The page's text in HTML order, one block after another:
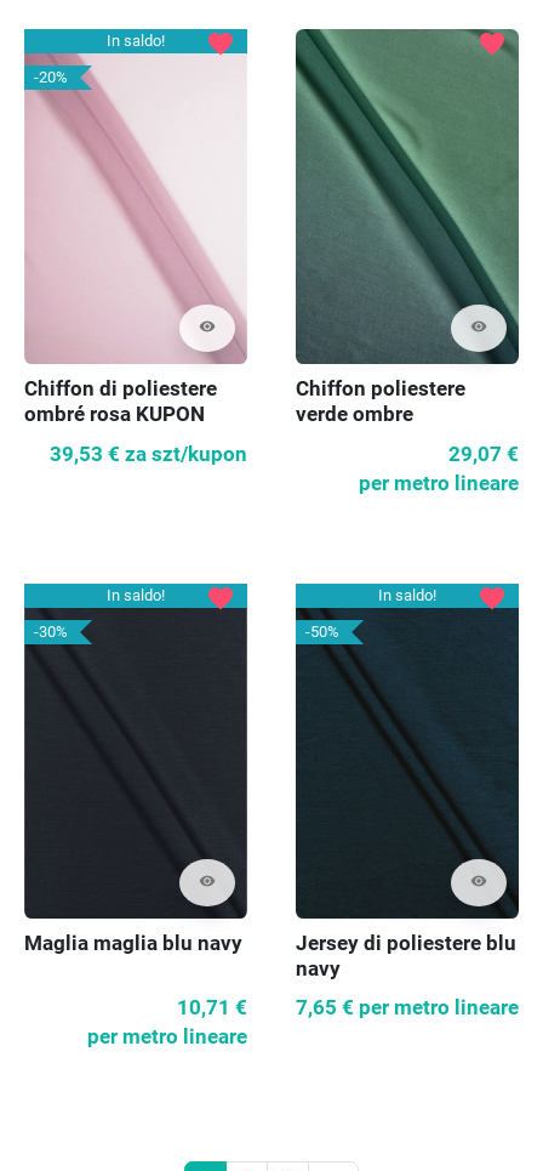
In saldo!
-20%
visibility
favorite
Chiffon di poliestere
ombré rosa KUPON
39,53 € za szt/kupon
visibility
favorite
Chiffon poliestere
verde ombre
29,07 €
per metro lineare
In saldo!
-30%
visibility
favorite
Maglia maglia blu navy
10,71 €
per metro lineare
In saldo!
-50%
visibility
favorite
Jersey di poliestere blu
navy
7,65 € per metro lineare